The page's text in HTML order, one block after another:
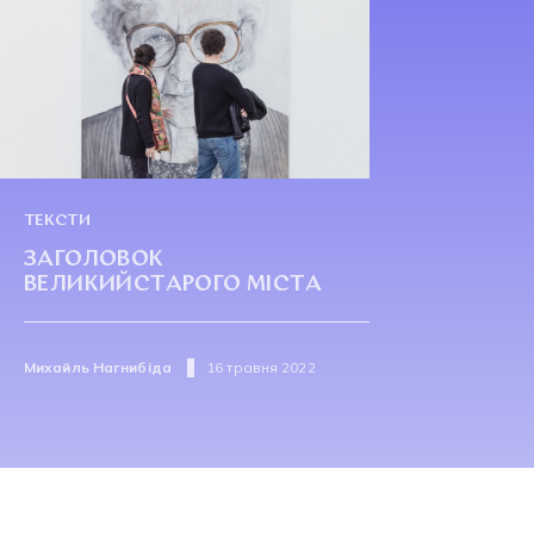
ТЕКСТИ
ЗАГОЛОВОК
ВЕЛИКИЙСТАРОГО МІСТА
Михайль Нагнибіда 16 травня 2022